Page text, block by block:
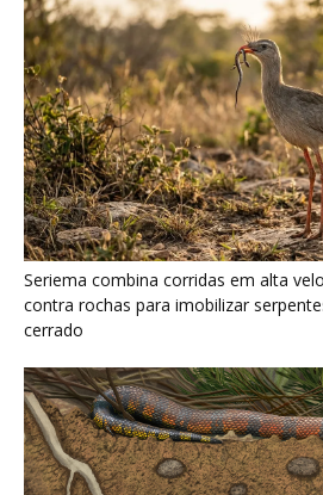
Serpente escavadora brasileira
evolução dos répteis